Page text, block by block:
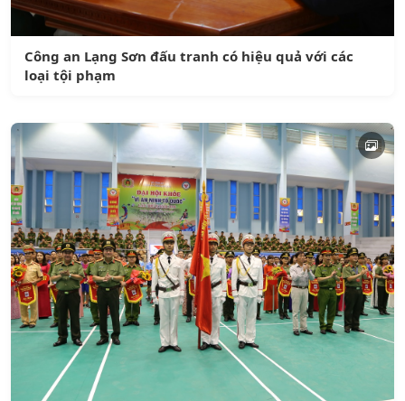
Công an Lạng Sơn đấu tranh có hiệu quả với các
loại tội phạm